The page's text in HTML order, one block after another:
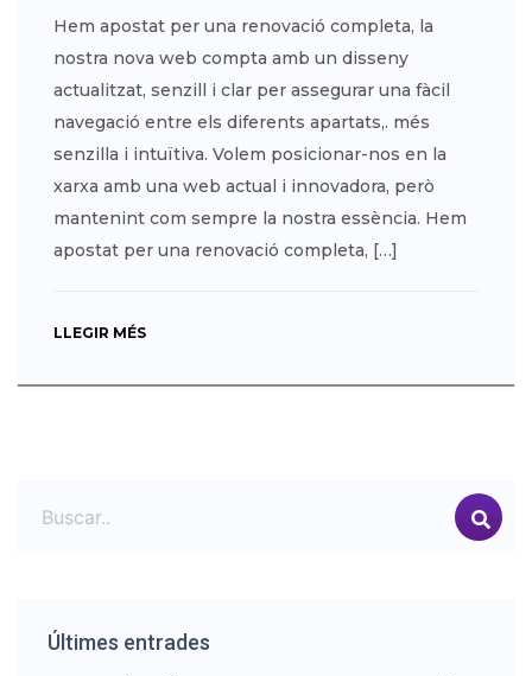
Hem apostat per una renovació completa, la
nostra nova web compta amb un disseny
actualitzat, senzill i clar per assegurar una fàcil
navegació entre els diferents apartats,. més
senzilla i intuïtiva. Volem posicionar-nos en la
xarxa amb una web actual i innovadora, però
mantenint com sempre la nostra essència. Hem
apostat per una renovació completa, […]
LLEGIR MÉS
Últimes entrades